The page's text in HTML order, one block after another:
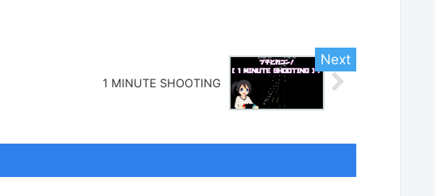
1 MINUTE SHOOTING